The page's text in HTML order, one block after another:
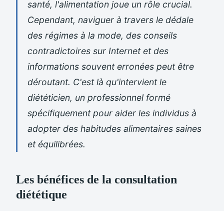
santé, l'alimentation joue un rôle crucial.
Cependant, naviguer à travers le dédale
des régimes à la mode, des conseils
contradictoires sur Internet et des
informations souvent erronées peut être
déroutant. C'est là qu'intervient le
diététicien, un professionnel formé
spécifiquement pour aider les individus à
adopter des habitudes alimentaires saines
et équilibrées.
Les bénéfices de la consultation
diététique